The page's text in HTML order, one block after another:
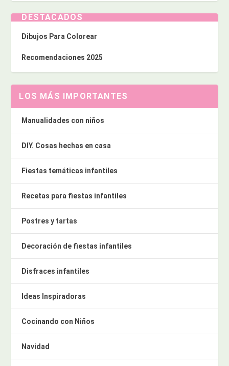
DESTACADOS
Dibujos Para Colorear
Recomendaciones 2025
LOS MÁS IMPORTANTES
Manualidades con niños
DIY. Cosas hechas en casa
Fiestas temáticas infantiles
Recetas para fiestas infantiles
Postres y tartas
Decoración de fiestas infantiles
Disfraces infantiles
Ideas Inspiradoras
Cocinando con Niños
Navidad